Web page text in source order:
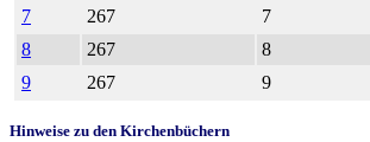
7
267 7
8
267 8
9
267 9
Hinweise zu den Kirchenbüchern